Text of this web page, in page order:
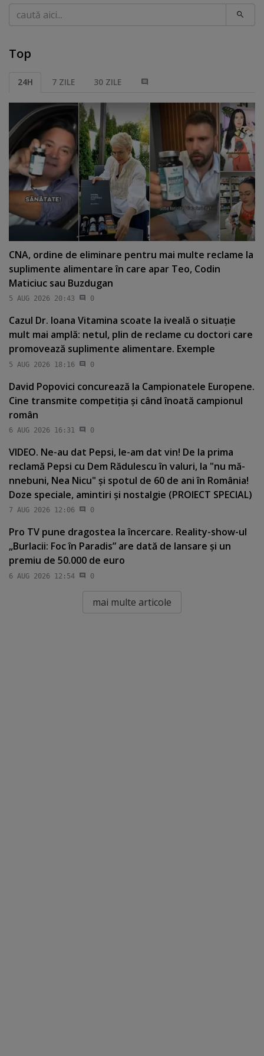
Caută
Top
24H 7 ZILE 30 ZILE
CNA, ordine de eliminare pentru mai multe reclame la
suplimente alimentare în care apar Teo, Codin
Maticiuc sau Buzdugan
5 AUG 2026 20:43 0
Cazul Dr. Ioana Vitamina scoate la iveală o situaţie
mult mai amplă: netul, plin de reclame cu doctori care
promovează suplimente alimentare. Exemple
5 AUG 2026 18:16 0
David Popovici concurează la Campionatele Europene.
Cine transmite competiţia şi când înoată campionul
român
6 AUG 2026 16:31 0
VIDEO. Ne-au dat Pepsi, le-am dat vin! De la prima
reclamă Pepsi cu Dem Rădulescu în valuri, la "nu mă-
nnebuni, Nea Nicu" şi spotul de 60 de ani în România!
Doze speciale, amintiri şi nostalgie (PROIECT SPECIAL)
7 AUG 2026 12:06 0
Pro TV pune dragostea la încercare. Reality-show-ul
„Burlacii: Foc în Paradis” are dată de lansare şi un
premiu de 50.000 de euro
6 AUG 2026 12:54 0
mai multe articole